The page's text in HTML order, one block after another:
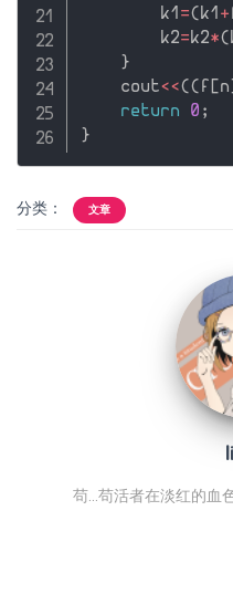
        k1
=( k1 +
        k2
= k2*(
}
    cout
<<( ( f n
return
0 ;
}
分类： 文章
苟...苟活者在淡红的血